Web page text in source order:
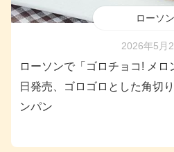
ローソン
2026年5月
ローソンで「ゴロチョコ! メ
日発売、ゴロゴロとした角切
ンパン